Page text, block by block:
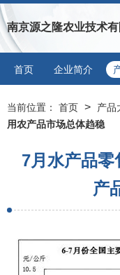
南京源之隆农业技术有
首页 企业简介
当前位置： 首页 > 产品
用农产品市场总体趋稳
7月水产品
产